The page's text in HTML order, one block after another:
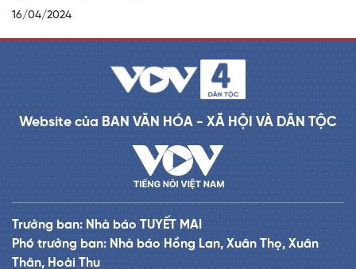
16/04/2024
Website của BAN VĂN HÓA - XÃ HỘI VÀ DÂN TỘC
Trưởng ban: Nhà báo TUYẾT MAI
Phó trưởng ban: Nhà báo Hồng Lan, Xuân Thọ, Xuân
Thân, Hoài Thu